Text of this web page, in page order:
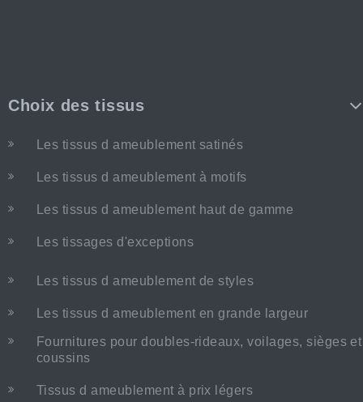
Choix des tissus
Les tissus d ameublement satinés
Les tissus d ameublement à motifs
Les tissus d ameublement haut de gamme
Les tissages d'exceptions
Les tissus d ameublement de styles
Les tissus d ameublement en grande largeur
Fournitures pour doubles-rideaux, voilages, sièges et
coussins
Tissus d ameublement à prix légers